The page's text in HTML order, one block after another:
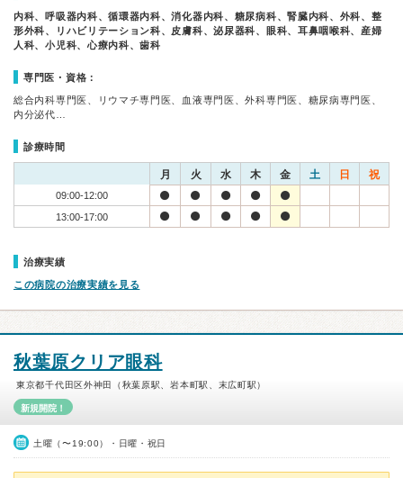
内科、呼吸器内科、循環器内科、消化器内科、糖尿病科、腎臓内科、外科、整
形外科、リハビリテーション科、皮膚科、泌尿器科、眼科、耳鼻咽喉科、産婦
人科、小児科、心療内科、歯科
専門医・資格：
総合内科専門医、リウマチ専門医、血液専門医、外科専門医、糖尿病専門医、
内分泌代…
診療時間
月 火 水 木 金 土 日 祝
09:00-12:00
13:00-17:00
治療実績
この病院の治療実績を見る
秋葉原クリア眼科
東京都千代田区外神田（秋葉原駅、岩本町駅、末広町駅）
新規開院！
土曜（〜19:00）・日曜・祝日